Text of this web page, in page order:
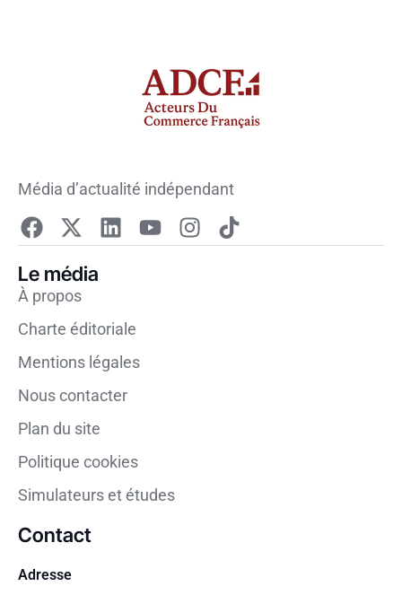
Média d’actualité indépendant
Le média
À propos
Charte éditoriale
Mentions légales
Nous contacter
Plan du site
Politique cookies
Simulateurs et études
Contact
Adresse